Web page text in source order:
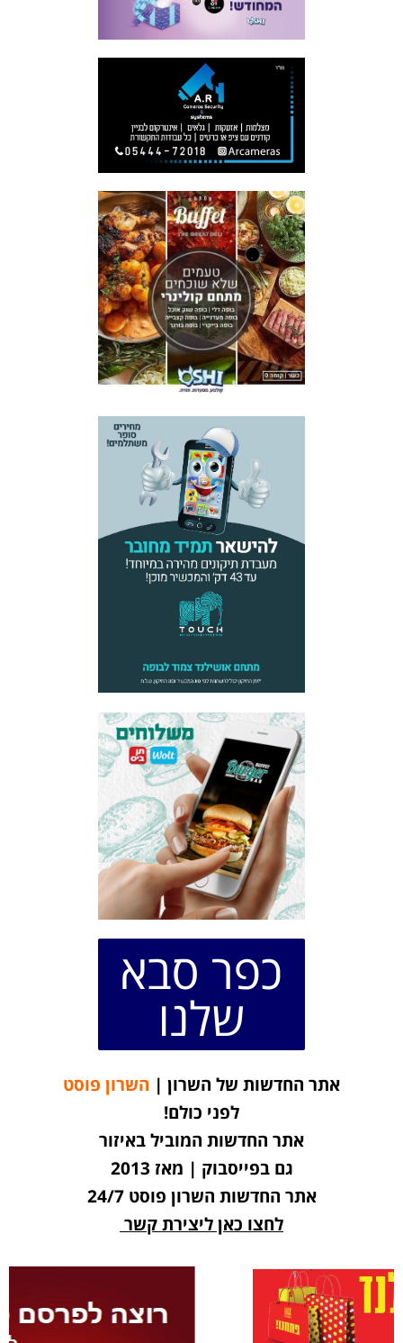
כפר סבא
שלנו
אתר החדשות של השרון | השרון פוסט
לפני כולם!
אתר החדשות המוביל באיזור
גם בפייסבוק | מאז 2013
אתר החדשות השרון פוסט 24/7
לחצו כאן ליצירת קשר